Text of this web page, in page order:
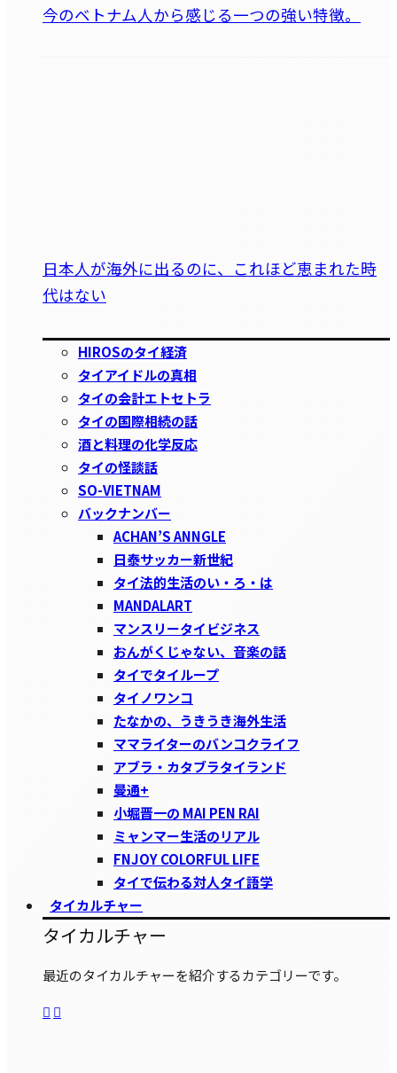
今のベトナム人から感じる一つの強い特徴。
日本人が海外に出るのに、これほど恵まれた時
代はない
HIROSのタイ経済
タイアイドルの真相
タイの会計エトセトラ
タイの国際相続の話
酒と料理の化学反応
タイの怪談話
SO-VIETNAM
バックナンバー
ACHAN’S ANNGLE
日泰サッカー新世紀
タイ法的生活のい・ろ・は
MANDALART
マンスリータイビジネス
おんがくじゃない、音楽の話
タイでタイループ
タイノワンコ
たなかの、うきうき海外生活
ママライターのバンコクライフ
アブラ・カタブラタイランド
曼通+
小堀晋一の MAI PEN RAI
ミャンマー生活のリアル
FNJOY COLORFUL LIFE
タイで伝わる対人タイ語学
タイカルチャー
タイカルチャー
最近のタイカルチャーを紹介するカテゴリーです。